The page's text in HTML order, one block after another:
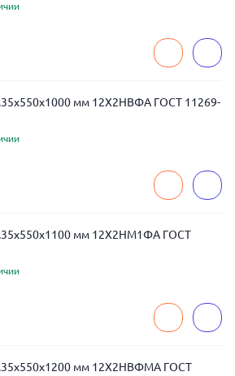
мм 12Х2НВФА ГОСТ 11269-
мм 12Х2НМ1ФА ГОСТ
мм 12Х2НВФМА ГОСТ